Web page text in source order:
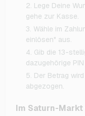
Lege Deine
gehe zur Kasse.
Wähle im
einlösen" aus.
Gib die 13-
dazugehörige PIN
Der Betrag
abgezogen.
Im Saturn-